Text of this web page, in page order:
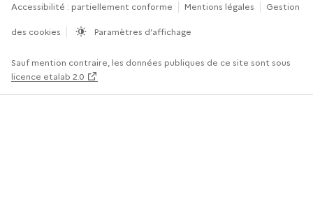
Accessibilité : partiellement conforme Mentions légales Gestion
des cookies Paramètres d’affichage
Sauf mention contraire, les données publiques de ce site sont sous
licence etalab 2.0